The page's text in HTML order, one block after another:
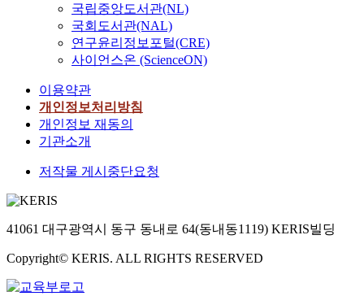
국립중앙도서관(NL)
국회도서관(NAL)
연구윤리정보포털(CRE)
사이언스온 (ScienceON)
이용약관
개인정보처리방침
개인정보 재동의
기관소개
저작물 게시중단요청
41061 대구광역시 동구 동내로 64(동내동1119) KERIS빌딩
Copyright© KERIS. ALL RIGHTS RESERVED